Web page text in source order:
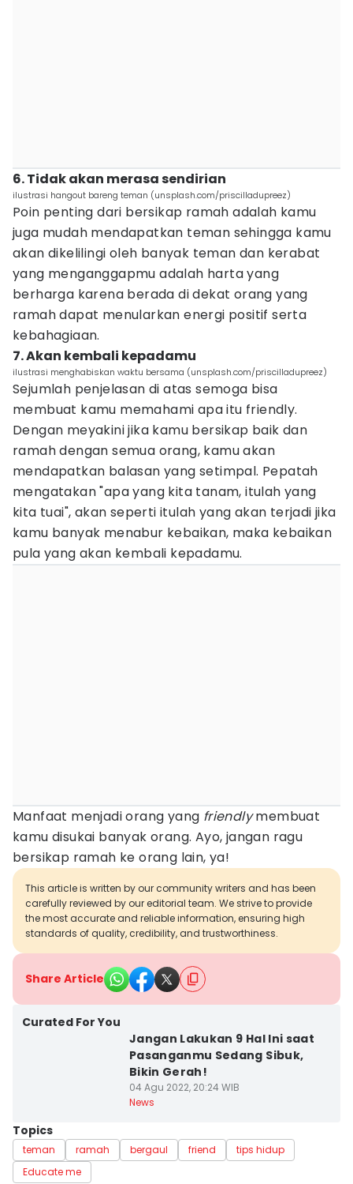
6. Tidak akan merasa sendirian
ilustrasi hangout bareng teman (unsplash.com/priscilladupreez)
Poin penting dari bersikap ramah adalah kamu
juga mudah mendapatkan teman sehingga kamu
akan dikelilingi oleh banyak teman dan kerabat
yang menganggapmu adalah harta yang
berharga karena berada di dekat orang yang
ramah dapat menularkan energi positif serta
kebahagiaan.
7. Akan kembali kepadamu
ilustrasi menghabiskan waktu bersama (unsplash.com/priscilladupreez)
Sejumlah penjelasan di atas semoga bisa
membuat kamu memahami apa itu friendly.
Dengan meyakini jika kamu bersikap baik dan
ramah dengan semua orang, kamu akan
mendapatkan balasan yang setimpal. Pepatah
mengatakan "apa yang kita tanam, itulah yang
kita tuai", akan seperti itulah yang akan terjadi jika
kamu banyak menabur kebaikan, maka kebaikan
pula yang akan kembali kepadamu.
Manfaat menjadi orang yang friendlymembuat
kamu disukai banyak orang. Ayo, jangan ragu
bersikap ramah ke orang lain, ya!
This article is written by our community writers and has been
carefully reviewed by our editorial team. We strive to provide
the most accurate and reliable information, ensuring high
standards of quality, credibility, and trustworthiness.
Share Article
Curated For You
Jangan Lakukan 9 Hal Ini saat
Pasanganmu Sedang Sibuk,
Bikin Gerah!
04 Agu 2022, 20:24 WIB
News
Topics
teman ramah bergaul friend
tips hidup
Educate me